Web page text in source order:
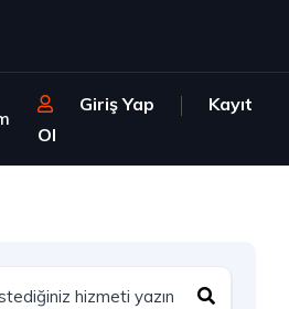
Giriş Yap
Kayıt
Ol